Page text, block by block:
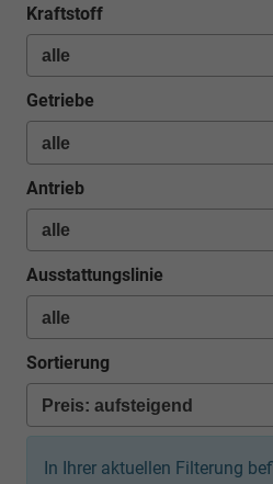
Kraftstoff
Getriebe
Antrieb
Ausstattungslinie
Sortierung
In Ihrer aktuellen Filterung